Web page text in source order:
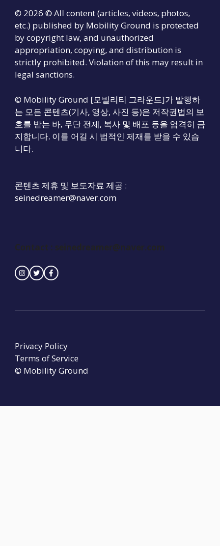
© 2026 © All content (articles, videos, photos,
etc.) published by Mobility Ground is protected
by copyright law, and unauthorized
appropriation, copying, and distribution is
strictly prohibited. Violation of this may result in
legal sanctions.
© Mobility Ground [모빌리티 그라운드]가 발행하
는 모든 콘텐츠(기사, 영상, 사진 등)은 저작권법의 보
호를 받는 바, 무단 전제, 복사 및 배포 등을 엄격히 금
지합니다. 이를 어길 시 법적인 제재를 받을 수 있습
니다.
콘텐츠 제휴 및 보도자료 제공 :
seinedreamer@naver.com
Contact : seinedreamer@naver.com
© Mobility Ground
Privacy Policy
Terms of Service